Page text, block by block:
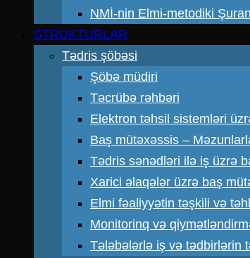
NMİ-nin Elmi-metodiki
STRUKTURLAR
Tədris şöbəsi
Şöbə müdiri
Təcrübə rəhbəri
Elektron təhsil sistemləri
Baş mütəxəssis –
Tədris sənədləri ilə iş üzrə
Xarici əlaqələr üzrə baş
Elmi fəaliyyətin təşkili və
Monitorinq və
Tələbələrlə iş və tədbirlərin